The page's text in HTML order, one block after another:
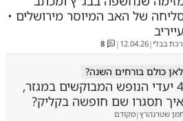
של האב המיוסר מירושלים •
בבלי|
12.04.26
|
8
לאן כולם בורחים השנה?
4 יעדי הנופש המבוקשים במגזר,
תסגרו שם חופשה בקליק?
שטרנהרץ|מקודם